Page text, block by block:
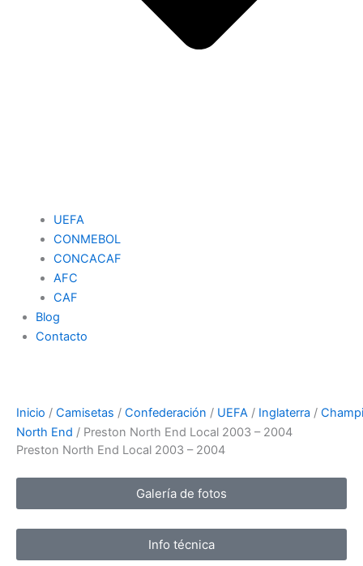
UEFA
CONMEBOL
CONCACAF
AFC
CAF
Blog
Contacto
Inicio / Camisetas / Confederación / UEFA / Inglaterra /
North End / Preston North End Local 2003 – 2004
Preston North End Local 2003 – 2004
Galería de fotos
Info técnica